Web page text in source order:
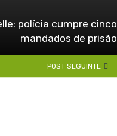
polícia cumpre cinco
mandados de prisão
POST SEGUINTE